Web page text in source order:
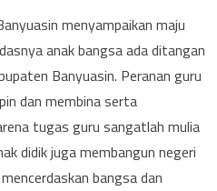
menyampaikan maju
anak bangsa ada ditangan
Banyuasin. Peranan guru
dan membina serta
tugas guru sangatlah mulia
didik juga membangun negeri
bangsa dan